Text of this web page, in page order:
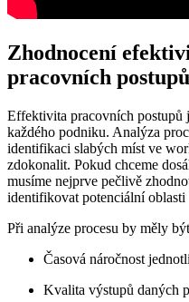
Zhodnocení
pracovních postupů
Effektivita pracovních postupů
každého podniku. Analýza
identifikaci slabých míst ve
zdokonalit. Pokud chceme
musíme nejprve pečlivě
identifikovat potenciální oblasti
Při analýze procesu by měly
Časová náročnost
Kvalita výstupů daných